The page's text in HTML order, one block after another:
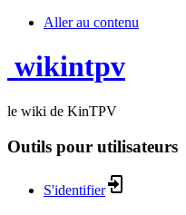
Aller au contenu
wikintpv
le wiki de KinTPV
Outils pour utilisateurs
S'identifier